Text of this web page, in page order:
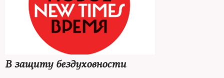
В защиту бездуховности